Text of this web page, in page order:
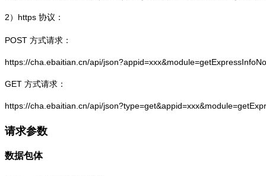
2） https 协议：
POST 方式请求：
https://cha.ebaitian.cn/api/
GET 方式请求：
https://cha.ebaitian.cn/api/
请求参数
数据包体